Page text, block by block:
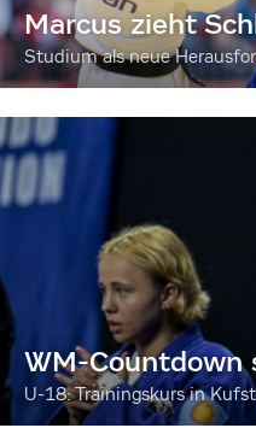
Marcus zieht
Studium als neue
WM-
U-18: Trainingskurs in